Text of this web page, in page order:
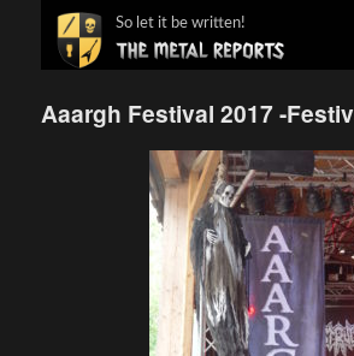
So let it be written!
Aaargh Festival 2017 -